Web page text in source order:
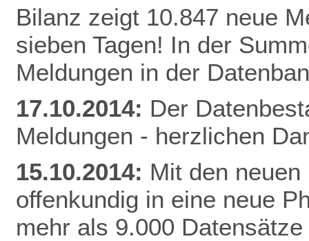
Bilanz zeigt 10.847 neue
sieben Tagen! In der
Meldungen in der
17.10.2014: Der
Meldungen - herzlichen
15.10.2014: Mit den
offenkundig in eine neue
mehr als 9.000